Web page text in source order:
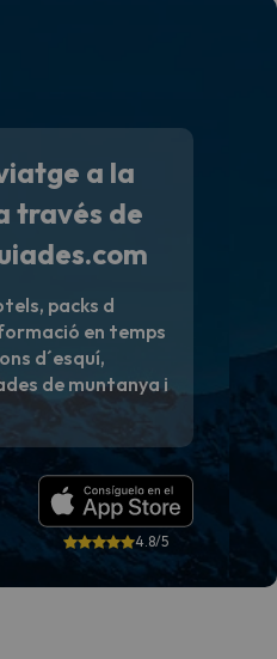
a la
través de
packs d
en temps
d´esquí,
de muntanya i
4.8/5